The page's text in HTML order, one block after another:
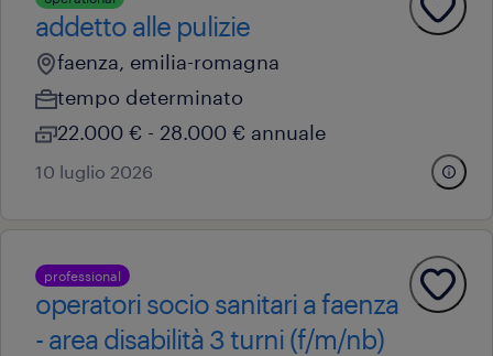
addetto alle pulizie
faenza, emilia-romagna
tempo determinato
22.000 € - 28.000 € annuale
10 luglio 2026
professional
operatori socio sanitari a faenza
- area disabilità 3 turni (f/m/nb)